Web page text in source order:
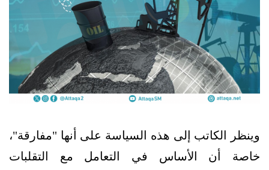
وينظر الكاتب إلى هذه السياسة على أنها "مفارقة"،
خاصة أن الأساس في التعامل مع التقلبات